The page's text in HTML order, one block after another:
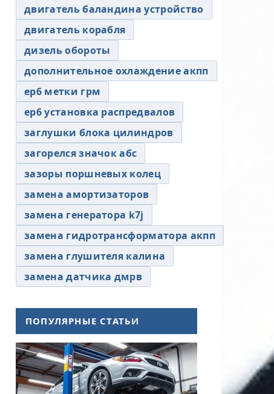
двигатель баландина устройство
двигатель корабля
дизель обороты
дополнительное охлаждение акпп
ер6 метки грм
ер6 установка распредвалов
заглушки блока цилиндров
загорелся значок абс
зазоры поршневых колец
замена амортизаторов
замена генератора k7j
замена гидротрансформатора акпп
замена глушителя калина
замена датчика дмрв
ПОПУЛЯРНЫЕ СТАТЬИ